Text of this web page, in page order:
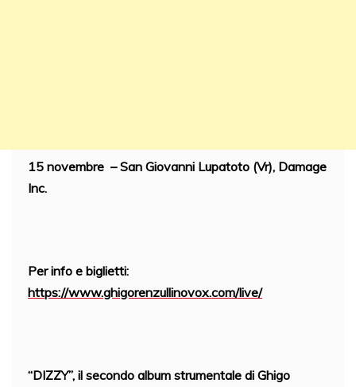
15 novembre – San Giovanni Lupatoto (Vr), Damage
Inc.
Per info e biglietti:
https://www.ghigorenzullinovox.com/live/
“DIZZY”, il secondo album strumentale di Ghigo